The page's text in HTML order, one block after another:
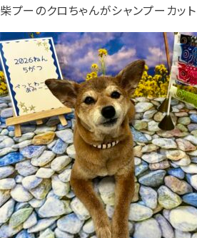
柴プーのクロちゃんがシャンプーカッ